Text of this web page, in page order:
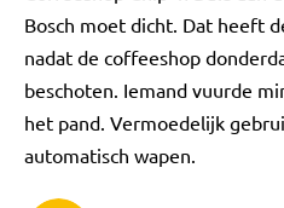
Bosch moet dicht. Dat heeft
nadat de coffeeshop
beschoten. Iemand vuurde
het pand. Vermoedelijk
automatisch wapen.